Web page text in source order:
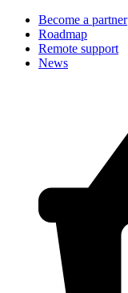
Become a partner
Roadmap
Remote support
News